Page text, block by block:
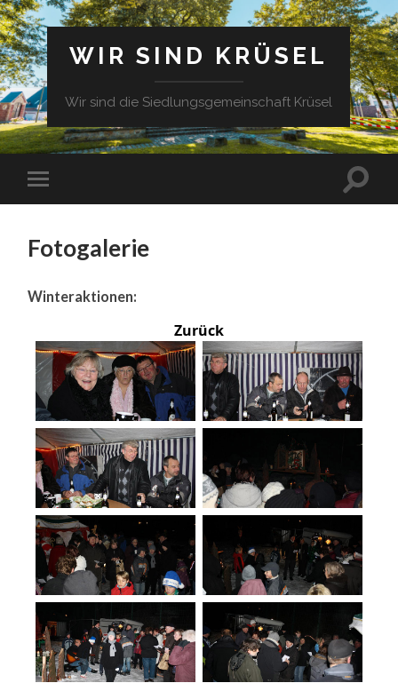
WIR SIND KRÜSEL
Wir sind die Siedlungsgemeinschaft Krüsel
Fotogalerie
Winteraktionen:
Zurück